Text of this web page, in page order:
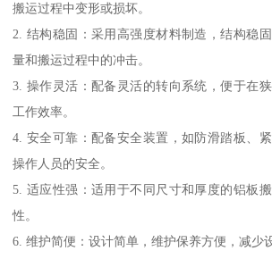
搬运过程中变形或损坏。
2. 结构稳固：采用高强度材料制造，结构稳
量和搬运过程中的冲击。
3. 操作灵活：配备灵活的转向系统，便于在
工作效率。
4. 安全可靠：配备安全装置，如防滑踏板、
操作人员的安全。
5. 适应性强：适用于不同尺寸和厚度的铝板
性。
6. 维护简便：设计简单，维护保养方便，减少